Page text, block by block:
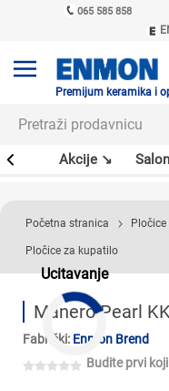
065 585 858
Premijum keramika i
Akcije ↘
Ucitavanje
Početna stranica Pločice
Pločice za kupatilo
Manero Pearl
Fabrički: Enmon Brend
Budite prvi